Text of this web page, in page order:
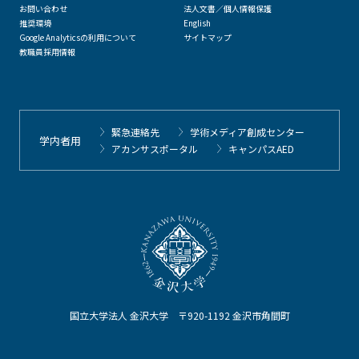
国立大学法人 金沢大学 〒920-1192 金沢市角間町
お問い合わせ
推奨環境
Google Analyticsの利用について
教職員採用情報
法人文書／個人情報保護
English
サイトマップ
学内者用
緊急連絡先
学術メディア創成センター
アカンサスポータル
キャンパスAED